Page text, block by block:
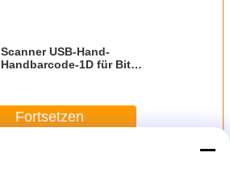
Scanner USB-Hand-
Handbarcode-1D für Bit
Fortsetzen